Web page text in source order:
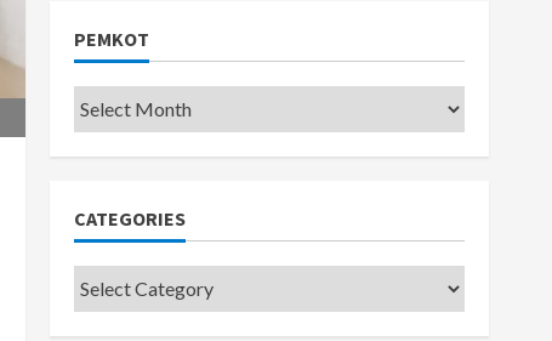
PEMKOT
Pemkot
CATEGORIES
Categories